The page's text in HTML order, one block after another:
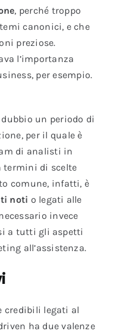
, perché troppo
canonici, e che
preziose.
l’importanza
per esempio.
un periodo di
per il quale è
di analisti in
termini di scelte
comune, infatti, è
noti o legati alle
invece
a tutti gli aspetti
all’assistenza.
credibili legati al
ha due valenze